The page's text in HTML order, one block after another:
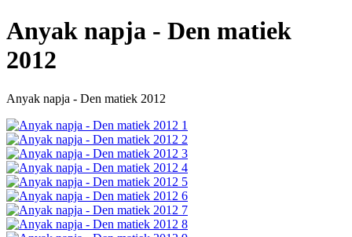
Anyak napja - Den matiek
2012
Anyak napja - Den matiek 2012